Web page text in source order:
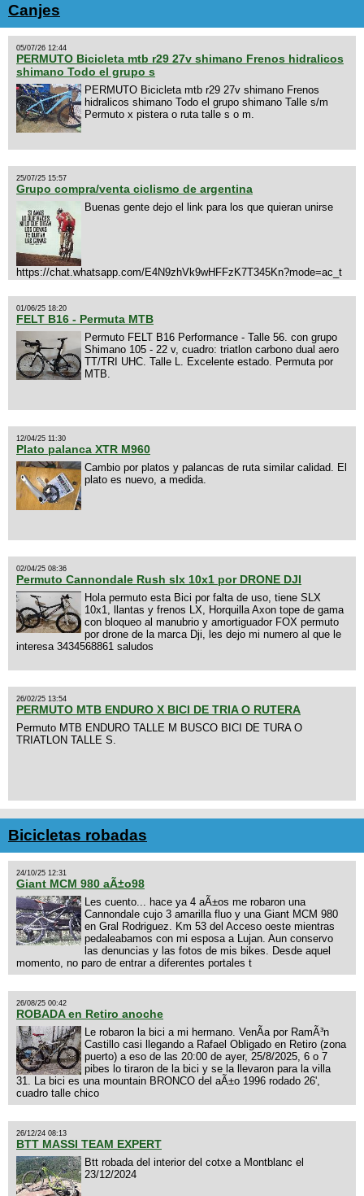
Canjes
05/07/26 12:44
PERMUTO Bicicleta mtb r29 27v shimano Frenos hidralicos
shimano Todo el grupo s
PERMUTO Bicicleta mtb r29 27v shimano Frenos
hidralicos shimano Todo el grupo shimano Talle s/m
Permuto x pistera o ruta talle s o m.
25/07/25 15:57
Grupo compra/venta ciclismo de argentina
Buenas gente dejo el link para los que quieran unirse
https://chat.whatsapp.com/E4N9zhVk9wHFFzK7T345Kn?mode=ac_t
01/06/25 18:20
FELT B16 - Permuta MTB
Permuto FELT B16 Performance - Talle 56. con grupo
Shimano 105 - 22 v, cuadro: triatlon carbono dual aero
TT/TRI UHC. Talle L. Excelente estado. Permuta por
MTB.
12/04/25 11:30
Plato palanca XTR M960
Cambio por platos y palancas de ruta similar calidad. El
plato es nuevo, a medida.
02/04/25 08:36
Permuto Cannondale Rush slx 10x1 por DRONE DJI
Hola permuto esta Bici por falta de uso, tiene SLX
10x1, llantas y frenos LX, Horquilla Axon tope de gama
con bloqueo al manubrio y amortiguador FOX permuto
por drone de la marca Dji, les dejo mi numero al que le
interesa 3434568861 saludos
26/02/25 13:54
PERMUTO MTB ENDURO X BICI DE TRIA O RUTERA
Permuto MTB ENDURO TALLE M BUSCO BICI DE TURA O
TRIATLON TALLE S.
Bicicletas robadas
24/10/25 12:31
Giant MCM 980 aÃ±o98
Les cuento... hace ya 4 aÃ±os me robaron una
Cannondale cujo 3 amarilla fluo y una Giant MCM 980
en Gral Rodriguez. Km 53 del Acceso oeste mientras
pedaleabamos con mi esposa a Lujan. Aun conservo
las denuncias y las fotos de mis bikes. Desde aquel
momento, no paro de entrar a diferentes portales t
26/08/25 00:42
ROBADA en Retiro anoche
Le robaron la bici a mi hermano. VenÃ­a por RamÃ³n
Castillo casi llegando a Rafael Obligado en Retiro (zona
puerto) a eso de las 20:00 de ayer, 25/8/2025, 6 o 7
pibes lo tiraron de la bici y se la llevaron para la villa
31. La bici es una mountain BRONCO del aÃ±o 1996 rodado 26',
cuadro talle chico
26/12/24 08:13
BTT MASSI TEAM EXPERT
Btt robada del interior del cotxe a Montblanc el
23/12/2024